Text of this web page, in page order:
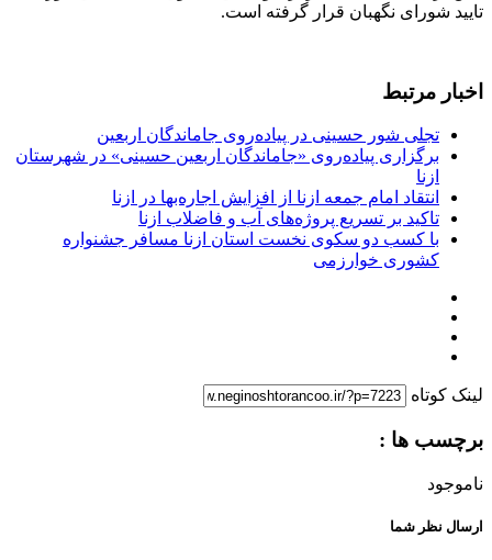
تایید شورای نگهبان قرار گرفته است.
اخبار مرتبط
تجلی شور حسینی در پیاده‌روی جاماندگان اربعین
برگزاری پیاده‌روی «جاماندگان اربعین حسینی» در شهرستان
ازنا
انتقاد امام جمعه ازنا از افزایش اجاره‌بها در ازنا
تاکید بر تسریع پروژه‌های آب و فاضلاب ازنا
با کسب دو سکوی نخست استان ازنا مسافر جشنواره
کشوری خوارزمی
لینک کوتاه
برچسب ها :
ناموجود
ارسال نظر شما